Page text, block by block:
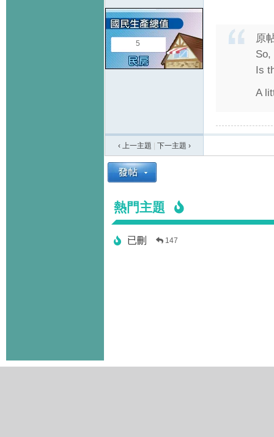
5
原
So,
Is
A
‹ 上一主題 下一主題 ›
熱門主題
已刪 147